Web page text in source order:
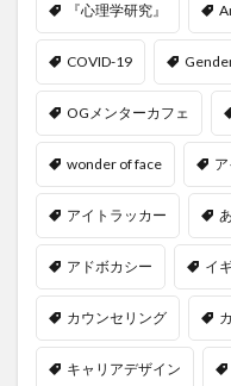
『心理学研究』
COVID-19
OGメンターカフェ
wonder of face
アイトラッカー
アドボカシー イ
カウンセリング
キャリアデザイン